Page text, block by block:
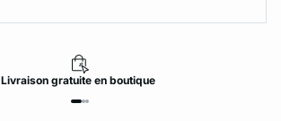
Livraisongratuiteen boutique